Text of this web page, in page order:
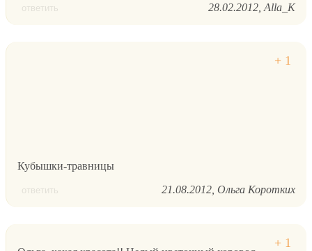
ответить 28.02.2012 Alla_K
Кубышки-травницы
ответить 21.08.2012 Ольга Коротких